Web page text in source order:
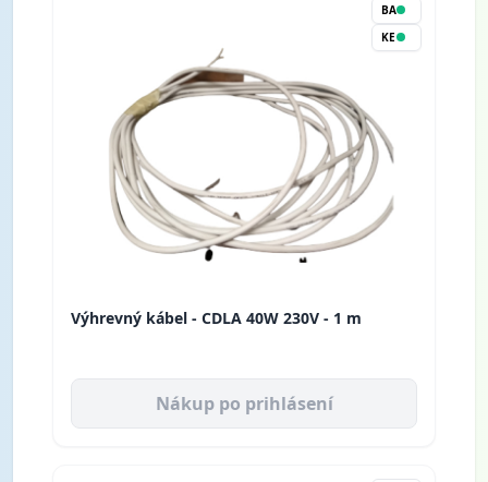
BA
KE
Výhrevný kábel - CDLA 40W 230V - 1 m
Nákup po prihlásení